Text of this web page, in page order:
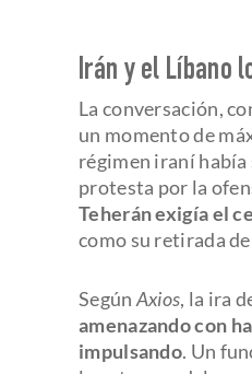
Irán y el Líbano
La conversación,
un momento de
régimen iraní había
protesta por la
Teherán exigía el
como su retirada
Según Axios, la ira
amenazando con
impulsando. Un